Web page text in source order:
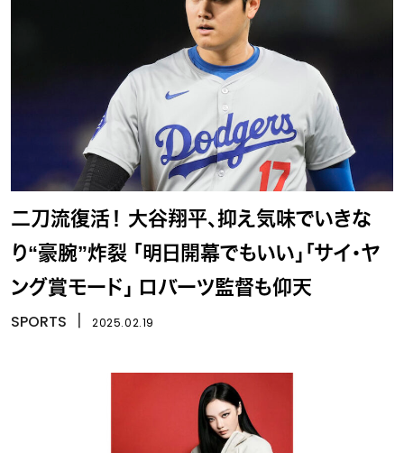
二刀流復活！ 大谷翔平、抑え気味でいきな
り“豪腕”炸裂 「明日開幕でもいい」「サイ・ヤ
ング賞モード」 ロバーツ監督も仰天
SPORTS 2025.02.19